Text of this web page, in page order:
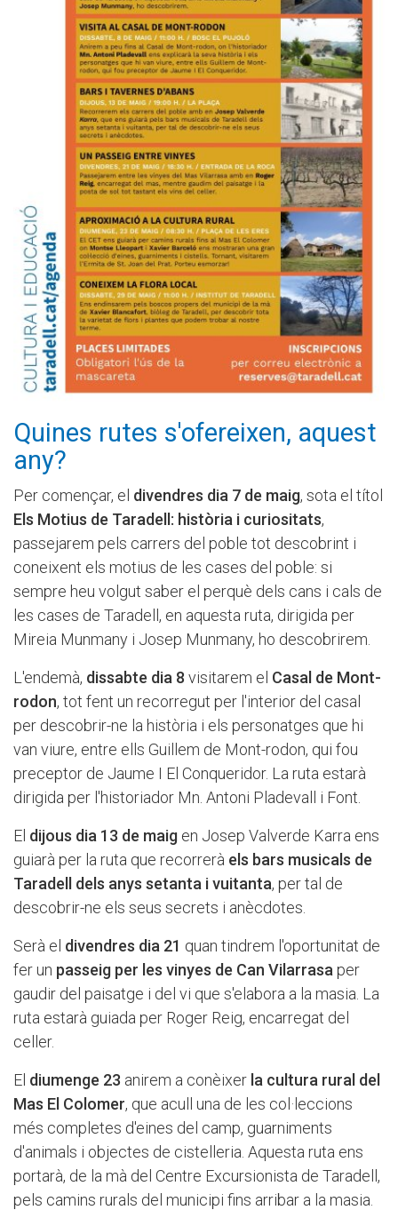
Quines rutes s'ofereixen, aquest
any?
Per començar, el divendres dia 7 de maig, sota el títol
Els Motius de Taradell: història i curiositats,
passejarem pels carrers del poble tot descobrint i
coneixent els motius de les cases del poble: si
sempre heu volgut saber el perquè dels cans i cals de
les cases de Taradell, en aquesta ruta, dirigida per
Mireia Munmany i Josep Munmany, ho descobrirem.
L'endemà, dissabte dia 8 visitarem el Casal de Mont-
rodon, tot fent un recorregut per l'interior del casal
per descobrir-ne la història i els personatges que hi
van viure, entre ells Guillem de Mont-rodon, qui fou
preceptor de Jaume I El Conqueridor. La ruta estarà
dirigida per l'historiador Mn. Antoni Pladevall i Font.
El dijous dia 13 de maig en Josep Valverde Karra ens
guiarà per la ruta que recorrerà els bars musicals de
Taradell dels anys setanta i vuitanta, per tal de
descobrir-ne els seus secrets i anècdotes.
Serà el divendres dia 21 quan tindrem l'oportunitat de
fer un passeig per les vinyes de Can Vilarrasa per
gaudir del paisatge i del vi que s'elabora a la masia. La
ruta estarà guiada per Roger Reig, encarregat del
celler.
El diumenge 23 anirem a conèixer la cultura rural del
Mas El Colomer, que acull una de les col·leccions
més completes d'eines del camp, guarniments
d'animals i objectes de cistelleria. Aquesta ruta ens
portarà, de la mà del Centre Excursionista de Taradell,
pels camins rurals del municipi fins arribar a la masia.